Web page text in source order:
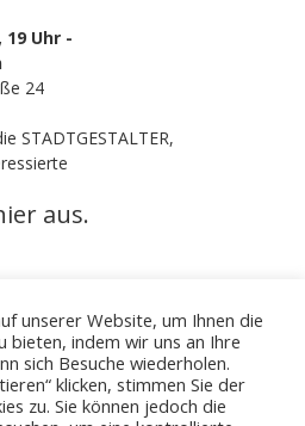
19 Uhr -
24
STADTGESTALTER,
aus.
unserer Website, um Ihnen die
bieten, indem wir uns an Ihre
sich Besuche wiederholen.
klicken, stimmen Sie der
zu. Sie können jedoch die